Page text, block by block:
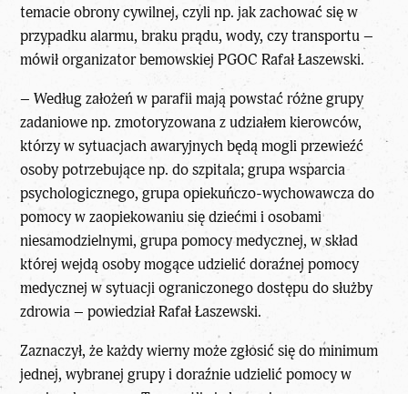
temacie obrony cywilnej, czyli np. jak zachować się w
przypadku alarmu, braku prądu, wody, czy transportu –
mówił organizator bemowskiej PGOC Rafał Łaszewski.
– Według założeń w parafii mają powstać różne grupy
zadaniowe np. zmotoryzowana z udziałem kierowców,
którzy w sytuacjach awaryjnych będą mogli przewieźć
osoby potrzebujące np. do szpitala; grupa wsparcia
psychologicznego, grupa opiekuńczo-wychowawcza do
pomocy w zaopiekowaniu się dziećmi i osobami
niesamodzielnymi, grupa pomocy medycznej, w skład
której wejdą osoby mogące udzielić doraźnej pomocy
medycznej w sytuacji ograniczonego dostępu do służby
zdrowia – powiedział Rafał Łaszewski.
Zaznaczył, że każdy wierny może zgłosić się do minimum
jednej, wybranej grupy i doraźnie udzielić pomocy w